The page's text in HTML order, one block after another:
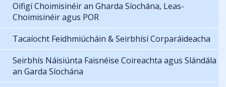
Oifigí Choimisinéir an Gharda Síochána, Leas-
Choimisinéir agus POR
Tacaíocht Feidhmiúcháin & Seirbhísí Corparáideacha
Seirbhís Náisiúnta Faisnéise Coireachta agus Slándála
an Garda Síochána